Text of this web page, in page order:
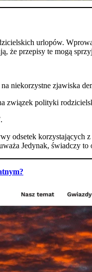
urlopów.
przepisy te mogą
niekorzystne zjawiska
związek polityki
odsetek korzystających
Jedynak, świadczy